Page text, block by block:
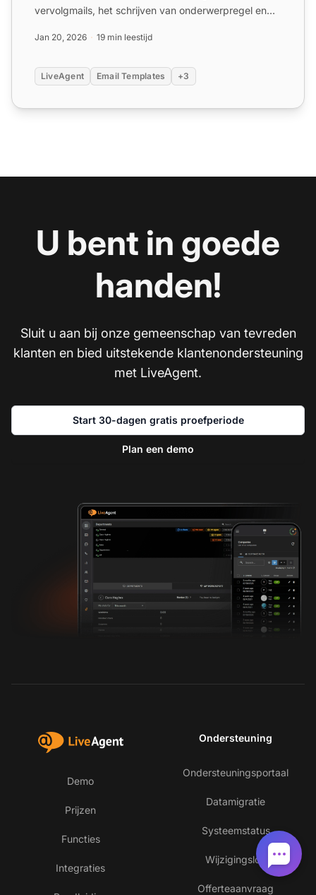
vervolgmails, het schrijven van onderwerpregel en
Jan 20, 2026 19 min leestijd
LiveAgent Email Templates +3
U bent in goede
handen!
Sluit u aan bij onze gemeenschap van tevreden
klanten en bied uitstekende klantenondersteuning
met LiveAgent.
Start 30-dagen gratis proefperiode
Plan een demo
Demo
Prijzen
Functies
Integraties
Ondersteuning
Ondersteuningsportaal
Datamigratie
Systeemstatus
Wijzigingslog
Offerteaanvraag